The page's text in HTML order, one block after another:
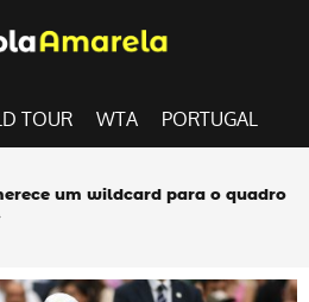
TOUR WTA PORTUGAL
um wildcard para o quadro